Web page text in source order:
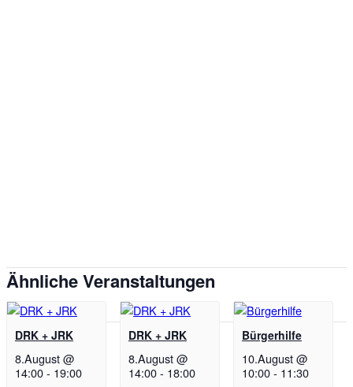
Ähnliche Veranstaltungen
DRK + JRK
8.August @
14:00- 19:00
DRK + JRK
8.August @
14:00- 18:00
Bürgerhilfe
10.August @
10:00- 11:30